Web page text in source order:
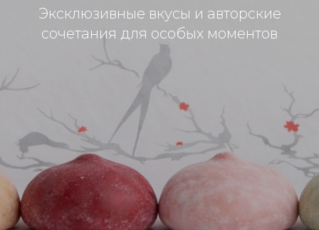
Эксклюзивные вкусы и авторские
сочетания для особых моментов